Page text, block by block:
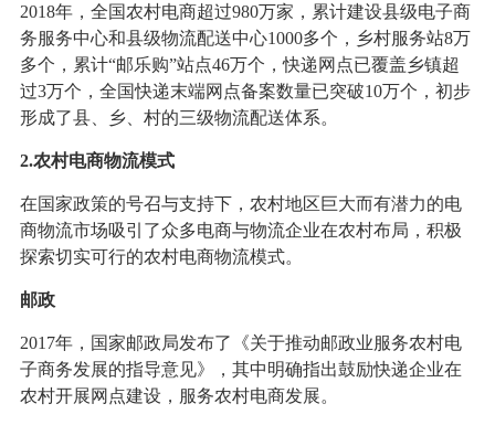
2018年，全国农村电商超过980万家，累计建设县级电子商
务服务中心和县级物流配送中心1000多个，乡村服务站8万
多个，累计“邮乐购”站点46万个，快递网点已覆盖乡镇超
过3万个，全国快递末端网点备案数量已突破10万个，初步
形成了县、乡、村的三级物流配送体系。
2.农村电商物流模式
在国家政策的号召与支持下，农村地区巨大而有潜力的电
商物流市场吸引了众多电商与物流企业在农村布局，积极
探索切实可行的农村电商物流模式。
邮政
2017年，国家邮政局发布了《关于推动邮政业服务农村电
子商务发展的指导意见》，其中明确指出鼓励快递企业在
农村开展网点建设，服务农村电商发展。